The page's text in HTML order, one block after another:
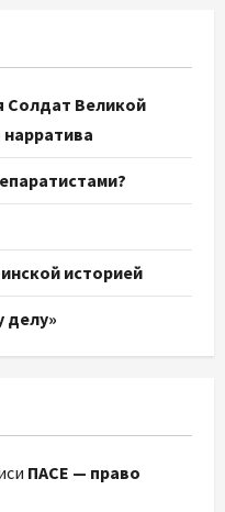
Солдат Великой
историей
делу»
ПАСЕ — право